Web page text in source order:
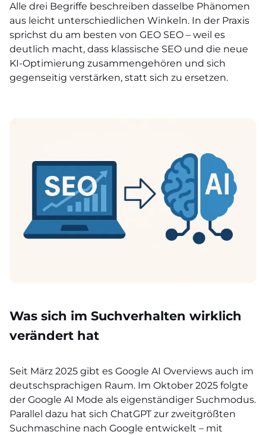
Alle drei Begriffe beschreiben dasselbe Phänomen
aus leicht unterschiedlichen Winkeln. In der Praxis
sprichst du am besten von GEO SEO – weil es
deutlich macht, dass klassische SEO und die neue
KI-Optimierung zusammengehören und sich
gegenseitig verstärken, statt sich zu ersetzen.
Was sich im Suchverhalten wirklich
verändert hat
Seit März 2025 gibt es Google AI Overviews auch im
deutschsprachigen Raum. Im Oktober 2025 folgte
der Google AI Mode als eigenständiger Suchmodus.
Parallel dazu hat sich ChatGPT zur zweitgrößten
Suchmaschine nach Google entwickelt – mit